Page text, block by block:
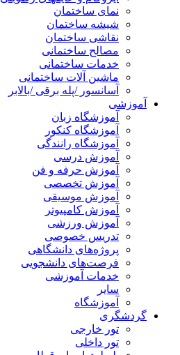
نمای ساختمان
شیشه ساختمان
نقاشی ساختمان
مصالح ساختمانی
خدمات ساختمانی
ماشین آلات ساختمانی
آسانسور /پله برقی /بالابر
آموزشی
آموزشگاه زبان
آموزشگاه کنکور
آموزشگاه رانندگی
آموزش درسی
آموزش حرفه و فن
آموزش تخصصی
آموزش موسیقی
آموزش کامپیوتر
آموزش ورزشی
تدریس خصوصی
پروژه‌های دانشگاهی
فرصت‌های دانشجویی
خدمات آموزشی
سایر
آموزشگاه
گردشگری
تور خارجی
تور داخلی